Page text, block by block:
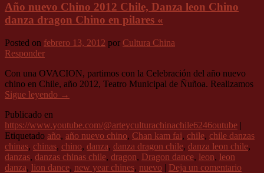
Año nuevo Chino 2012 Chile, Danza leon Chino
danza dragon Chino en pilares «
Posted on febrero 13, 2012 por Cultura China
Responder
Con una OVACION, partimos con la Celebración del año nuevo
chino en Chile, año 2012, Teatro Municipal de Ñuñoa. Realizamos
Sigue leyendo →
Publicado en
https://www.youtube.com/@arteyculturachinachile6246outube |
Etiquetado año, año nuevo chino, Chan kam fai, chile, chile danzas
chinas, chinas, chino, danza, danza dragon chile, danza leon chile,
danzas, danzas chinas chile, dragon, Dragon dance, leon, leon
danza, lion dance, new year chines, nuevo | Deja un comentario